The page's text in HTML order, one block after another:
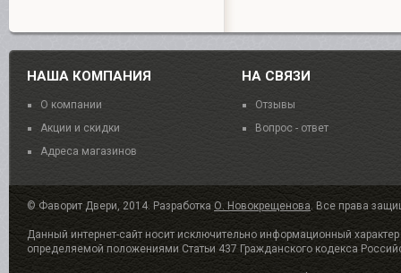
НАША КОМПАНИЯ
О компании
Акции и скидки
Адреса магазинов
НА СВЯЗИ
Отзывы
Вопрос - ответ
© Фаворит Двери, 2014. Разработка О. Новокрещенова. Все права
Данный интернет-сайт носит исключительно информационный
определяемой положениями Статьи 437 Гражданского кодекса